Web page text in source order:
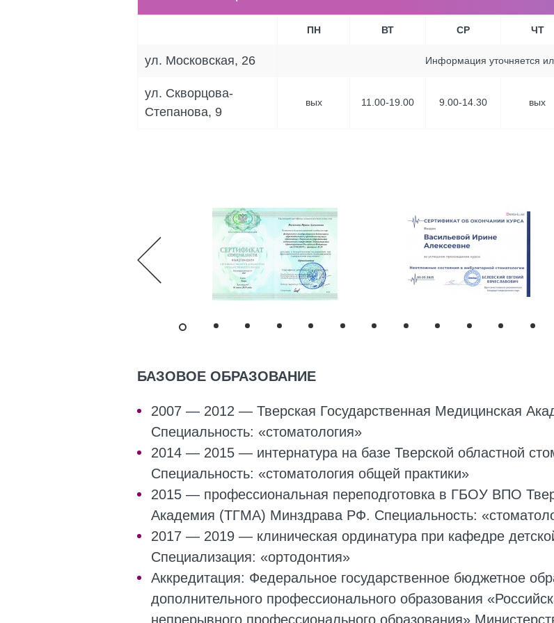
ПН ВТ СР ЧТ
ул. Московская, 26 Информация уточняется
ул. Скворцова-
Степанова, 9
вых 11.00-19.00 9.00-14.30 вых
БАЗОВОЕ ОБРАЗОВАНИЕ
2007 — 2012 — Тверская Государственная Медицинская
Специальность: «стоматология»
2014 — 2015 — интернатура на базе Тверской областной
Специальность: «стоматология общей практики»
2015 — профессиональная переподготовка в ГБОУ ВПО
Академия (ТГМА) Минздрава РФ. Специальность:
2017 — 2019 — клиническая ординатура при кафедре
Специализация: «ортодонтия»
Аккредитация: Федеральное государственное бюджетное
дополнительного профессионального образования
непрерывного профессионального образования»